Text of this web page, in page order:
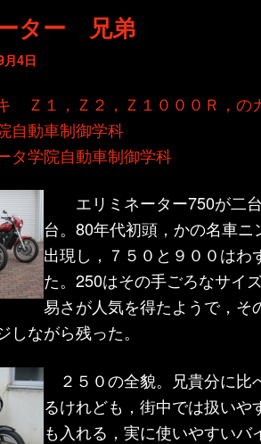
ター 兄弟
月4日
Ｚ１，Ｚ２，Ｚ１０００Ｒ，の
自動車制御学科
タ学院自動車制御学科
エリミネーター750が二
台。80年代初頭，かの名車ニ
出現し，７５０と９００はわ
た。250はその手ごろなサイ
易さが人気を得たようで，そ
しながら残った。
２５０の全貌。兄貴分に比
るけれども，街中では扱いや
も入れる，実に使いやすいバ